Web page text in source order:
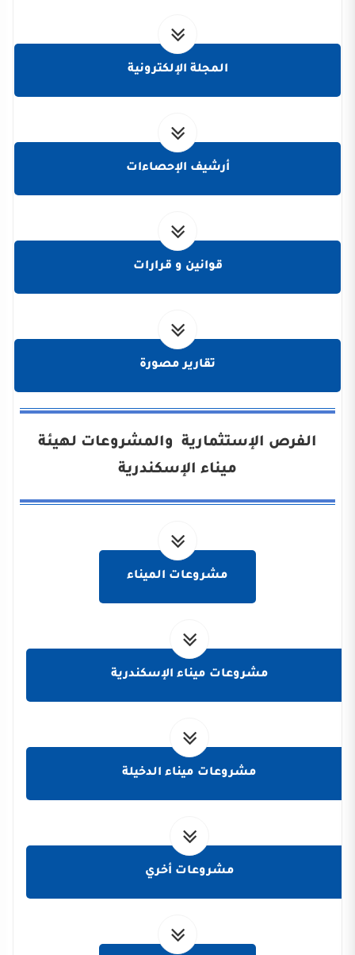
المجلة الإلكترونية
أرشيف الإحصاءات
قوانين و قرارات
تقارير مصورة
الفرص الإستثمارية والمشروعات لهيئة
ميناء الإسكندرية
مشروعات الميناء
مشروعات ميناء الإسكندرية
مشروعات ميناء الدخيلة
مشروعات أخري